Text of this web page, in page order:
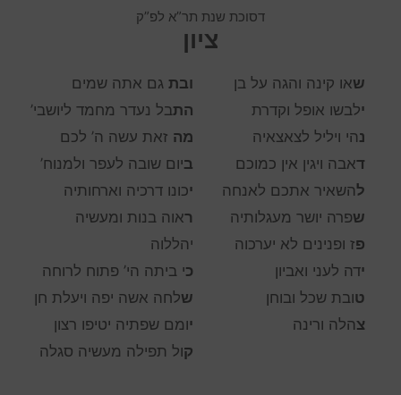
דסוכת שנת תר”א לפ”ק
ציון
ובת גם אתה שמים
התבל נעדר מחמד ליושבי’
מה זאת עשה ה’ לכם
ביום שובה לעפר ולמנוח’
יכונו דרכיה וארחותיה
ראוה בנות ומעשיה
יהללוה
כי ביתה הי’ פתוח לרוחה
שלחה אשה יפה ויעלת חן
יומם שפתיה יטיפו רצון
קול תפילה מעשיה סגלה
שאו קינה והגה על בן
ילבשו אופל וקדרת
נהי ויליל לצאצאיה
דאבה ויגין אין כמוכם
להשאיר אתכם לאנחה
שפרה יושר מעגלותיה
פז ופנינים לא יערכוה
ידה לעני ואביון
טובת שכל ובוחן
צהלה ורינה